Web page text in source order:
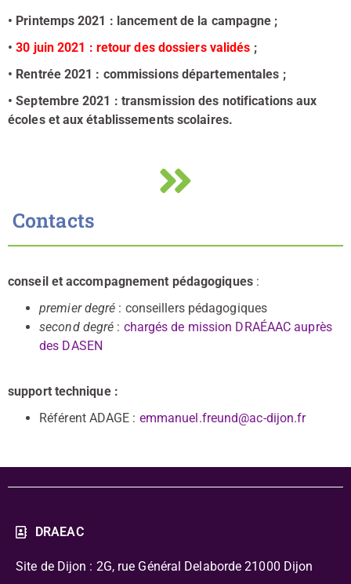
• Printemps 2021 : lancement de la campagne ;
•30 juin 2021 : retour des dossiers validés ;
• Rentrée 2021 : commissions départementales ;
• Septembre 2021 : transmission des notifications aux
écoles et aux établissements scolaires.
Contacts
conseil et accompagnement pédagogiques:
premier degré : conseillers pédagogiques
second degré : chargés de mission DRAÉAAC auprès
des DASEN
support technique :
Référent ADAGE : emmanuel.freund@ac-dijon.fr
DRAEAC
Site de Dijon : 2G, rue Général Delaborde 21000 Dijon